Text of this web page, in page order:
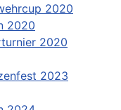
2020
2020
2020
2023